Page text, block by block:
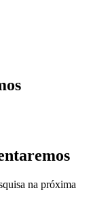
na próxima